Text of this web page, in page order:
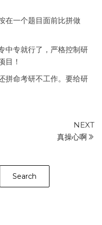
在一个题目面前比拼做
中专就行了，严格控制研
目！
拼命考研不工作。要给研
NEXT
真操心啊
Search